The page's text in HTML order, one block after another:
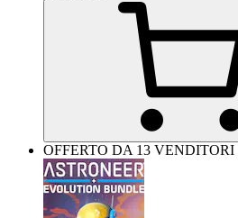
OFFERTO DA 13 VENDITORI